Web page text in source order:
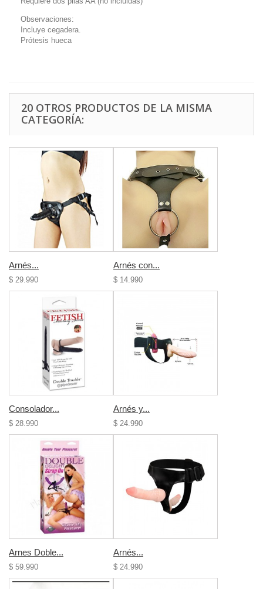
Observaciones:
Incluye cegadera.
Prótesis hueca
20 OTROS PRODUCTOS DE LA MISMA
CATEGORÍA:
Arnés...
$ 29.990
Arnés con...
$ 14.990
Consolador...
$ 28.990
Arnés y...
$ 24.990
Arnes Doble...
$ 59.990
Arnés...
$ 24.990